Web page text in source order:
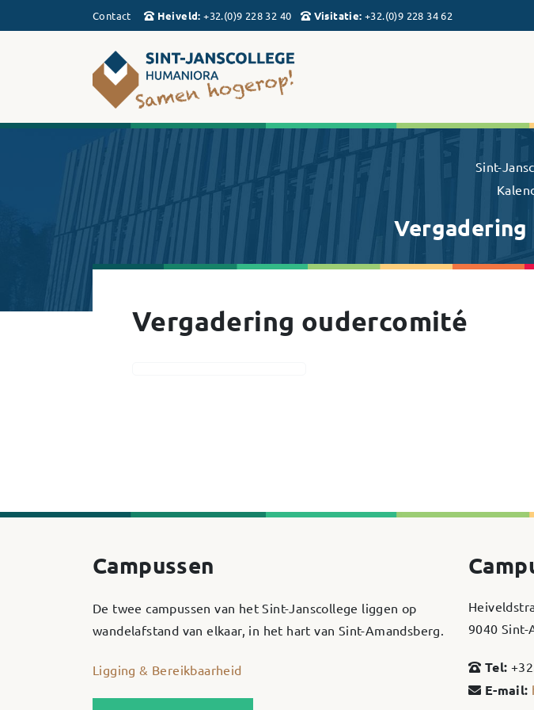
Contact Heiveld: +32.(0)9 228 32 40 Visitatie: +32.(0)9 228 34 62
Sint-
Vergadering oudercomité
Campussen
De twee campussen van het Sint-Janscollege liggen op
wandelafstand van elkaar, in het hart van Sint-Amandsberg.
Ligging & Bereikbaarheid
9040 Sint-
Tel:
E-mail: